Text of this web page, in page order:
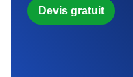
Devis gratuit